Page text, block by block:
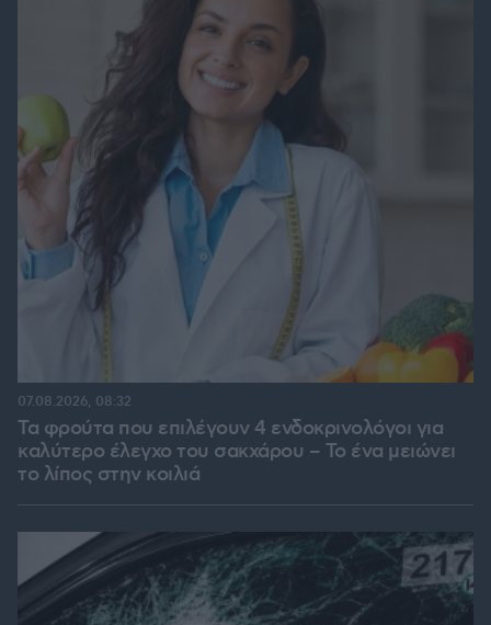
Τα φρούτα που επιλέγουν 4 ενδοκρινολόγοι για
καλύτερο έλεγχο του σακχάρου – Το ένα μειώνει
το λίπος στην κοιλιά
07.08.2026, 08:32